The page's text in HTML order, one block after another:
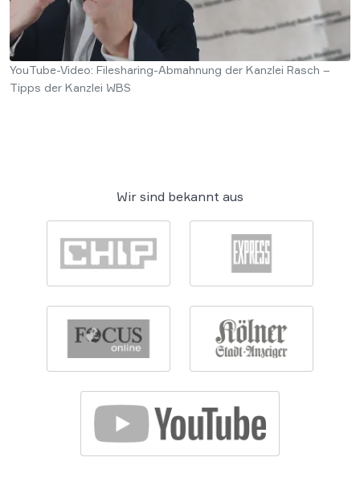
YouTube-Video: Filesharing-Abmahnung der Kanzlei Rasch –
Tipps der Kanzlei WBS
Wir sind bekannt aus